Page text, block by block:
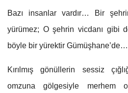
Bazı insanlar vardır… Bir
yürümez; O şehrin vicdanı gibi
böyle bir yürektir Gümüşhane’de…
Kırılmış gönüllerin sessiz
omzuna gölgesiyle merhem